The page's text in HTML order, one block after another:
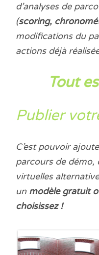
d’analyses de
(scoring,
modifications du
actions déjà
Tout
Publier
C’est pouvoir
parcours de démo,
virtuelles
un modèle gratuit
choisissez !